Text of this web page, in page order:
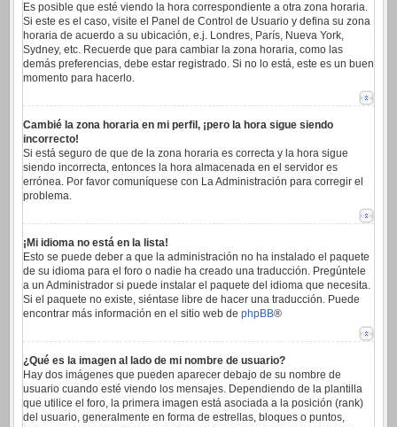
Es posible que esté viendo la hora correspondiente a otra zona horaria.
Si este es el caso, visite el Panel de Control de Usuario y defina su zona
horaria de acuerdo a su ubicación, e.j. Londres, París, Nueva York,
Sydney, etc. Recuerde que para cambiar la zona horaria, como las
demás preferencias, debe estar registrado. Si no lo está, este es un buen
momento para hacerlo.
Cambié la zona horaria en mi perfil, ¡pero la hora sigue siendo
incorrecto!
Si está seguro de que de la zona horaria es correcta y la hora sigue
siendo incorrecta, entonces la hora almacenada en el servidor es
errónea. Por favor comuníquese con La Administración para corregir el
problema.
¡Mi idioma no está en la lista!
Esto se puede deber a que la administración no ha instalado el paquete
de su idioma para el foro o nadie ha creado una traducción. Pregúntele
a un Administrador si puede instalar el paquete del idioma que necesita.
Si el paquete no existe, siéntase libre de hacer una traducción. Puede
encontrar más información en el sitio web de phpBB®
¿Qué es la imagen al lado de mi nombre de usuario?
Hay dos imágenes que pueden aparecer debajo de su nombre de
usuario cuando esté viendo los mensajes. Dependiendo de la plantilla
que utilice el foro, la primera imagen está asociada a la posición (rank)
del usuario, generalmente en forma de estrellas, bloques o puntos,